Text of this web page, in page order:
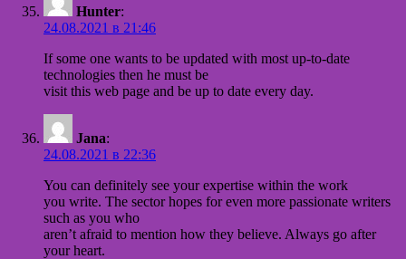
Hunter:
24.08.2021 в 21:46
If some one wants to be updated with most up-to-date
technologies then he must be
visit this web page and be up to date every day.
Jana:
24.08.2021 в 22:36
You can definitely see your expertise within the work
you write. The sector hopes for even more passionate writers
such as you who
aren’t afraid to mention how they believe. Always go after
your heart.